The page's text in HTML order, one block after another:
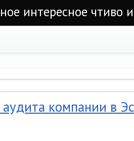
интересное чтиво
компании в